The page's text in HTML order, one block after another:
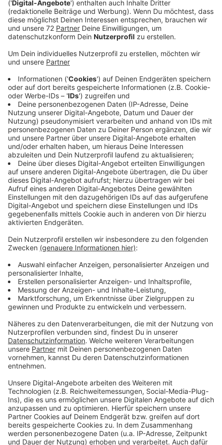
Die Zahl dürfte sich in den kommenden Tagen noch
erhöhen. Der Kreis testet jetzt alle Mitarbeiter, egal,
Hörer Reiner wundert sich per WhatsApp, er könne es
absolut nicht nachvollziehen, wieso bei der Firma noch
weiter gearbeitet werden dürfe.
Westfleisch habe überlegt dicht zumachen, sagt der
Kreis. Inzwischen sei das Unternehmen aber
überzeugt, die Ausfälle bei den Mitarbeiter
überbrücken und die Hygieneregeln erfüllen zu
können. Positiv getestete Mitarbeiter bringt
Westfleisch in zusätzlich angemieteten Unterkünften
unter, um die Quarantäne sicherzustellen. Zuletzt war
die Zahl der Neuinfizierten im Kreis Coesfeld innerhalb
von 24 Stunden um 52 Fälle in die Höhe geschnellt.
Damit ist die Obergrenze schon überschritten. Landrat
Christian Schulze-Pellengahr geht davon aus, dass der
umfassenden Tests bei Westfleisch-Mitarbeitern
überschreitet. Das müsse aber nicht zu einem
Lockdown führen. Denn für klar abzugrenzende, auf
eine bestimmte Quelle zurückzuführende Ausbrüche
gebe es die Möglichkeit, schärfere Regeln konkret auf
die Ausbruchsstelle zu beschränken. Der Kreis sagt
sei die Zahl Neuinfizierter stagnierend oder leicht
rückläufig. Wir behalten die Situation für Sie natürlich
weiter im Blick!
Anzeige